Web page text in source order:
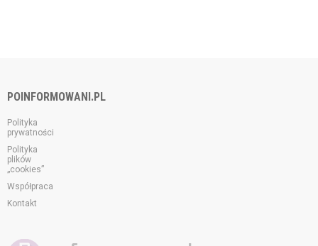
POINFORMOWANI.PL
Polityka
prywatności
Polityka
plików
„cookies”
Współpraca
Kontakt